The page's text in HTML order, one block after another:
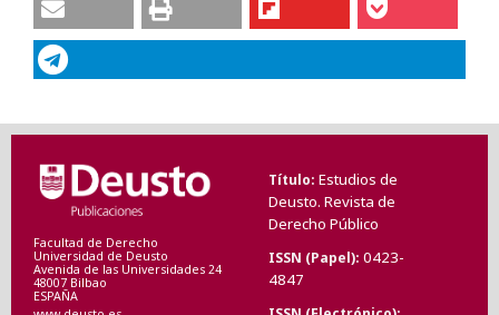
Facultad de Derecho
Universidad de Deusto
Avenida de las Universidades 24
48007 Bilbao
ESPAÑA
Título Estudios de
Deusto. Revista de
Derecho Público
ISSN (Papel) 0423-
4847